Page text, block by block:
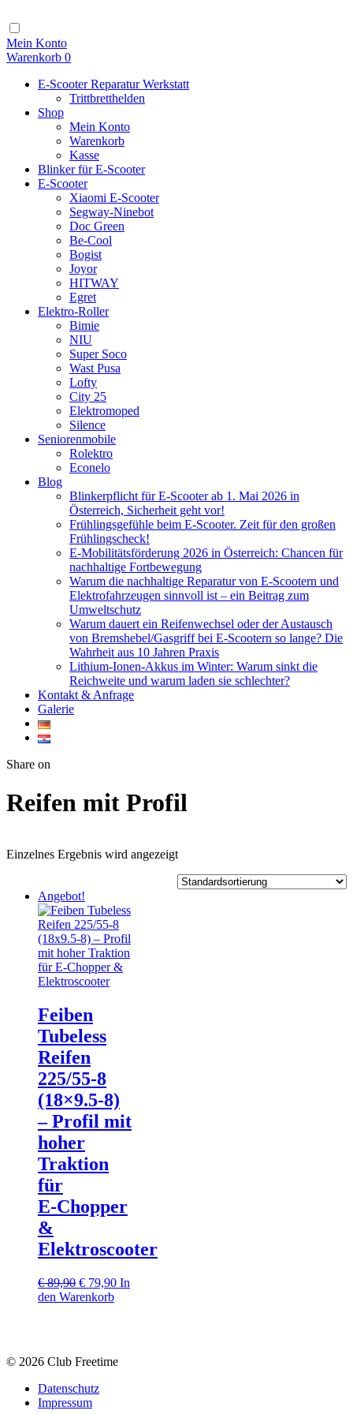
Inhalt
Mein Konto
Warenkorb 0
E-Scooter Reparatur Werkstatt
Trittbretthelden
Shop
Mein Konto
Warenkorb
Kasse
Blinker für E-Scooter
E-Scooter
Xiaomi E-Scooter
Segway-Ninebot
Doc Green
Be-Cool
Bogist
Joyor
HITWAY
Egret
Elektro-Roller
Bimie
NIU
Super Soco
Wast Pusa
Lofty
City 25
Elektromoped
Silence
Seniorenmobile
Rolektro
Econelo
Blog
Blinkerpflicht für E-Scooter ab 1. Mai 2026 in
Österreich, Sicherheit geht vor!
Frühlingsgefühle beim E-Scooter. Zeit für den großen
Frühlingscheck!
E-Mobilitätsförderung 2026 in Österreich: Chancen für
nachhaltige Fortbewegung
Warum die nachhaltige Reparatur von E-Scootern und
Elektrofahrzeugen sinnvoll ist – ein Beitrag zum
Umweltschutz
Warum dauert ein Reifenwechsel oder der Austausch
von Bremshebel/Gasgriff bei E-Scootern so lange? Die
Wahrheit aus 10 Jahren Praxis
Lithium-Ionen-Akkus im Winter: Warum sinkt die
Reichweite und warum laden sie schlechter?
Kontakt & Anfrage
Galerie
Share on
Reifen mit Profil
Einzelnes Ergebnis wird angezeigt
Angebot!
Feiben
Tubeless
Reifen
225/55‑8
(18×9.5‑8)
– Profil mit
hoher
Traktion
für
E‑Chopper
&
Elektroscooter
€89,90 Ursprünglicher
Preis
€ 79,90Aktueller
In
den Warenkorb
© 2026 Club Freetime
Datenschutz
Impressum